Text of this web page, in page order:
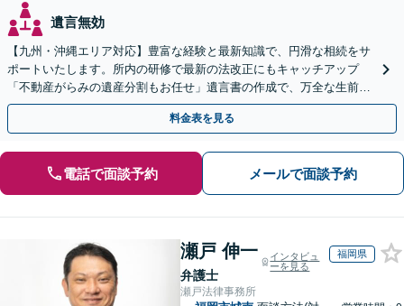
遺言無効
【九州・沖縄エリア対応】豊富な経験と最新知識で、円滑な相続をサ
ポートいたします。所内の研修で最新の法改正にもキャッチアップ
「不動産がらみの遺産分割もお任せ」遺言書の作成で、万全な生前対
策をおこないましょう【夜間・休日面談可】
料金表を見る
電話で面談予約 メールで面談予約
瀬戸 伸一
弁護士
インタビュ
ーを見る
福岡県
瀬戸法律事務所